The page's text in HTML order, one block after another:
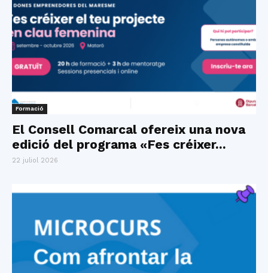
Formació
El Consell Comarcal ofereix una nova
edició del programa «Fes créixer...
22 juliol 2026